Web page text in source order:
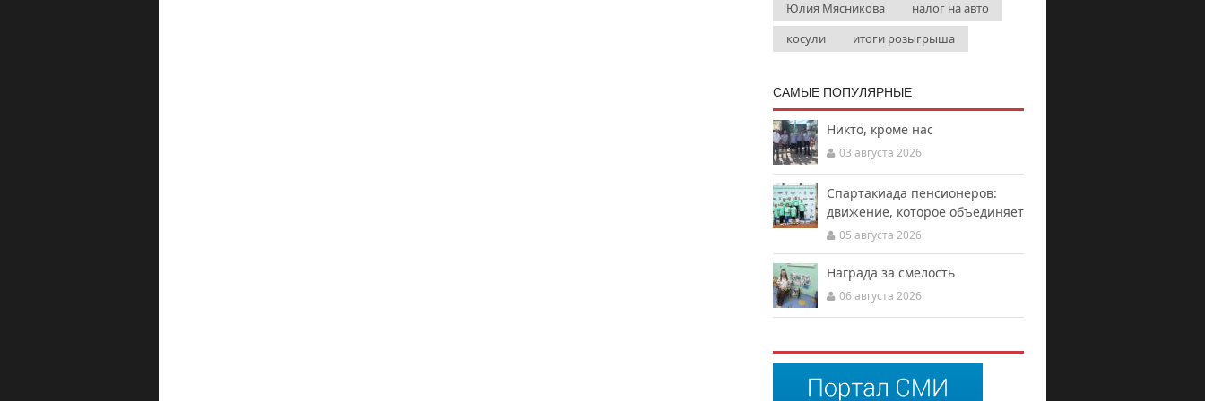
Юлия Мясникова
налог на авто
косули
итоги розыгрыша
САМЫЕ ПОПУЛЯРНЫЕ
Никто, кроме нас
03 августа 2026
Спартакиада пенсионеров:
движение, которое объединяет
05 августа 2026
Награда за смелость
06 августа 2026